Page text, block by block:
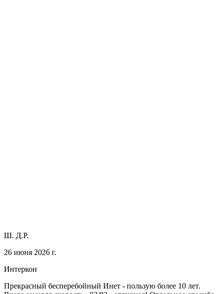
Ш. Д.Р.
26 июня 2026 г.
Интеркон
Прекрасный бесперебойный Инет - пользую более 10 лет.